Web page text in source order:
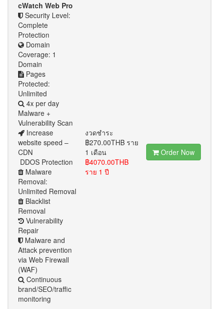
cWatch Web Pro
Security Level:
Complete
Protection
Domain
Coverage: 1
Domain
Pages
Protected:
Unlimited
4x per day
Malware +
Vulnerability Scan
Increase
website speed –
CDN
DDOS Protection
Malware
Removal:
Unlimited Removal
Blacklist
Removal
Vulnerability
Repair
Malware and
Attack prevention
via Web Firewall
(WAF)
Continuous
brand/SEO/traffic
monitoring
งวดชำระ
฿270.00THB ราย
1 เดือน
฿4070.00THB
ราย 1 ปี
Order Now